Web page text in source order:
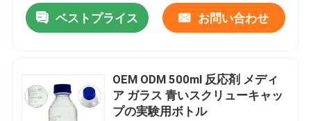
わたしたち に つい て
品質管理
ベストプライス お問い合わせ
OEM ODM 500ml 反応剤 メディ
ア ガラス 青いスクリューキャッ
プの実験用ボトル